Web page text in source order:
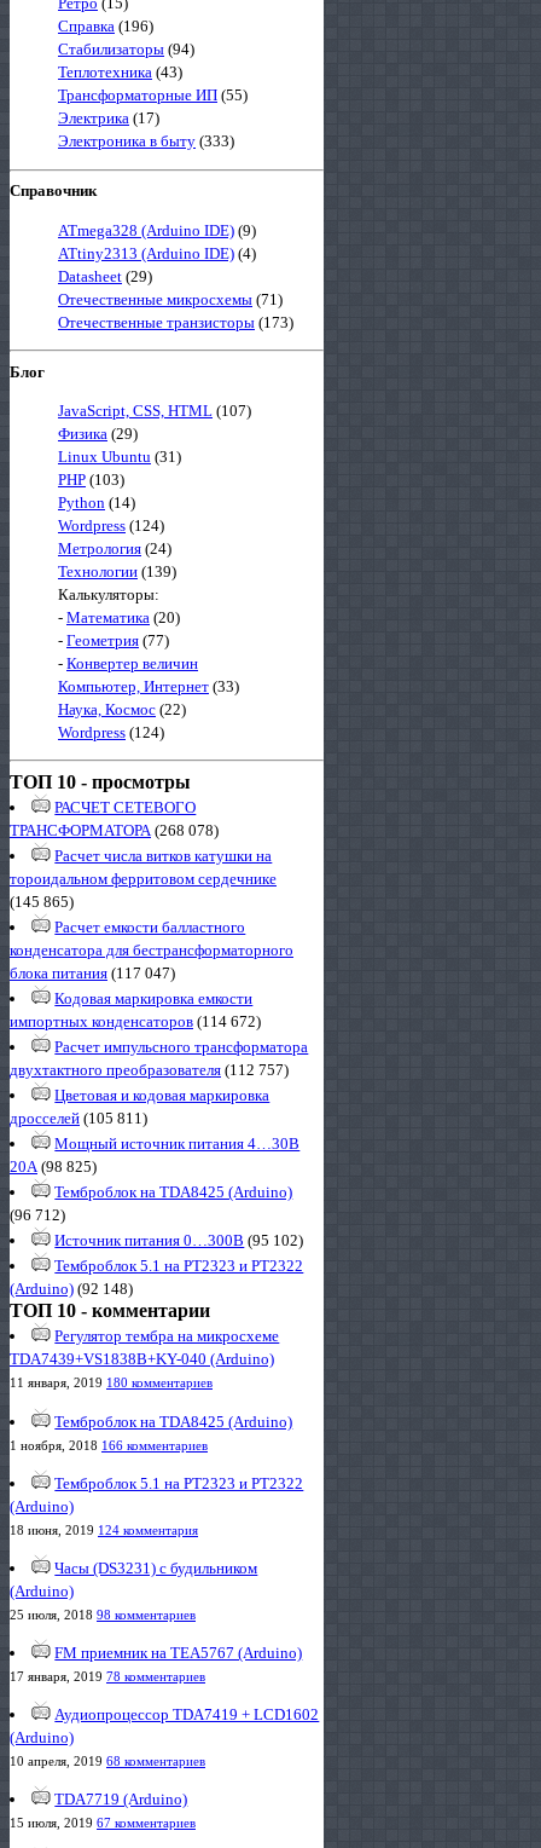
Справка (196)
Стабилизаторы (94)
Теплотехника (43)
Трансформаторные ИП (55)
Электрика (17)
Электроника в быту (333)
Справочник
ATmega328 (Arduino IDE) (9)
ATtiny2313 (Arduino IDE) (4)
Datasheet (29)
Отечественные микросхемы (71)
Отечественные транзисторы (173)
Блог
JavaScript, CSS, HTML (107)
Физика (29)
Linux Ubuntu (31)
PHP (103)
Python (14)
Wordpress (124)
Метрология (24)
Технологии (139)
Калькуляторы:
- Математика (20)
- Геометрия (77)
- Конвертер величин
Компьютер, Интернет (33)
Наука, Космос (22)
Wordpress (124)
ТОП 10 - просмотры
РАСЧЕТ СЕТЕВОГО
ТРАНСФОРМАТОРА(268 078)
Расчет числа витков катушки на
тороидальном ферритовом сердечнике
(145 865)
Расчет емкости балластного
конденсатора для бестрансформаторного
блока питания (117 047)
Кодовая маркировка емкости
импортных конденсаторов (114 672)
Расчет импульсного трансформатора
двухтактного преобразователя (112 757)
Цветовая и кодовая маркировка
дросселей (105 811)
Мощный источник питания 4…30В
20А(98 825)
Темброблок на TDA8425 (Arduino)
(96 712)
Источник питания 0…300В (95 102)
Темброблок 5.1 на PT2323 и PT2322
(Arduino) (92 148)
ТОП 10 - комментарии
Регулятор тембра на микросхеме
TDA7439+VS1838B+KY-040 (Arduino)
11 января, 2019 180 комментариев
Темброблок на TDA8425 (Arduino)
1 ноября, 2018 166 комментариев
Темброблок 5.1 на PT2323 и PT2322
(Arduino)
18 июня, 2019 124 комментария
Часы (DS3231) с будильником
(Arduino)
25 июля, 2018 98 комментариев
FM приемник на TEA5767 (Arduino)
17 января, 2019 78 комментариев
Аудиопроцессор TDA7419 + LCD1602
(Arduino)
10 апреля, 2019 68 комментариев
TDA7719 (Arduino)
15 июля, 2019 67 комментариев